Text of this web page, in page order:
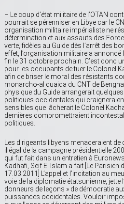
– Le coup d’état militaire de l’OTAN
pourrait se pérenniser en Libye car le
organisation militaire impérialiste ne
détermination et aux assauts des
verte, fidèles au Guide dès l’arrêt des
effet, l’organisation militaire a annoncé
fin le 31 octobre prochain. C’est donc
pour les occupants de tuer le Colonel
afin de briser le moral des résistants
monarcho-al quaida du CNT de
physique du Guide arrangerait
politiques occidentales qui
sensibles que lâcherait le Colonel
dernières compromettraient
politiques.
Les dirigeants libyens menaceraient
illégal de la campagne présidentielle
qui fut fait dans un entretien à
Kadhafi, Seif El Islam a fait [Le Parisien
17.03.2011] L’appel et l’incitation au
voie de la diplomatie étatsunienne, jette
donneurs de leçons » de démocratie
puissances occidentales. Vouloir